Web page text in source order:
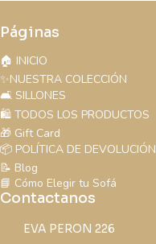
Páginas
🏠 INICIO
✨NUESTRA COLECCIÓN
🛋️ SILLONES
🛍️ TODOS LOS PRODUCTOS
🎁 Gift Card
📦 POLÍTICA DE DEVOLUCIÓN
📝 Blog
📘 Cómo Elegir tu Sofá
Contactanos
EVA PERON 226